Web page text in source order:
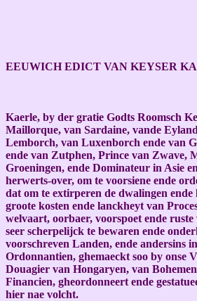
EEUWICH EDICT VAN KEYSER
Kaerle, by der gratie Godts Roomsch
Maillorque, van Sardaine, vande
Lemborch, van Luxenborch ende van
ende van Zutphen, Prince van Zwave,
Groeningen, ende Dominateur in Asie
herwerts-over, om te voorsiene ende
dat om te extirperen de dwalingen ende
groote kosten ende lanckheyt van
welvaart, oorbaer, voorspoet ende
seer scherpelijck te bewaren ende
voorschreven Landen, ende andersins
Ordonnantien, ghemaeckt soo by onse
Douagier van Hongaryen, van
Financien, gheordonneert ende
hier nae volcht.